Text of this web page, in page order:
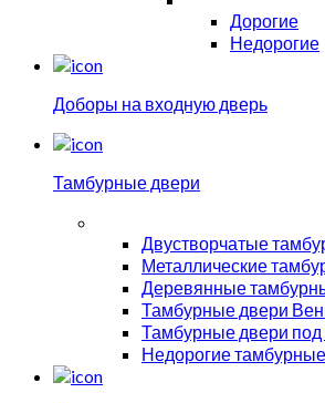
Дорогие
Недорогие
Доборы на входную дверь
Тамбурные двери
Двустворчатые
Металлические
Деревянные
Тамбурные двери
Тамбурные двери под
Недорогие